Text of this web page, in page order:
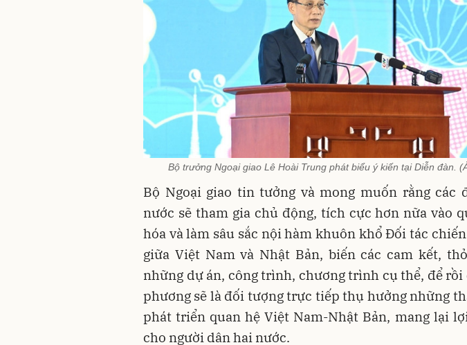
Bộ trưởng Ngoại giao Lê Hoài Trung phát biểu ý kiến tại Diễn đàn.
Bộ Ngoại giao tin tưởng và mong muốn rằng các
nước sẽ tham gia chủ động, tích cực hơn nữa vào
hóa và làm sâu sắc nội hàm khuôn khổ Đối tác
giữa Việt Nam và Nhật Bản, biến các cam kết,
những dự án, công trình, chương trình cụ thể, để
phương sẽ là đối tượng trực tiếp thụ hưởng những
phát triển quan hệ Việt Nam-Nhật Bản, mang lại
cho người dân hai nước.